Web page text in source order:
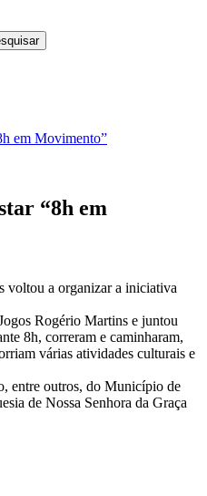
em Movimento”
“8h em
voltou a organizar a iniciativa
Rogério Martins e juntou
8h, correram e caminharam,
várias atividades culturais e
entre outros, do Município de
de Nossa Senhora da Graça